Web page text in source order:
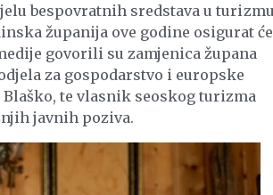
bespovratnih sredstava u
županija ove godine osigurat će
govorili su zamjenica župana
za gospodarstvo i europske
te vlasnik seoskog turizma
javnih poziva.